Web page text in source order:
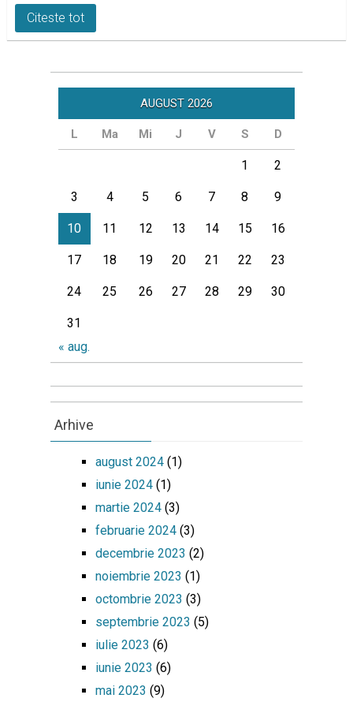
Citeste tot
AUGUST 2026
L Ma Mi J V S D
1 2
3 4 5 6 7 8 9
10 11 12 13 14 15 16
17 18 19 20 21 22 23
24 25 26 27 28 29 30
31
« aug.
Arhive
august 2024(1)
iunie 2024(1)
martie 2024(3)
februarie 2024(3)
decembrie 2023 (2)
noiembrie 2023 (1)
octombrie 2023 (3)
septembrie 2023 (5)
iulie 2023 (6)
iunie 2023 (6)
mai 2023 (9)